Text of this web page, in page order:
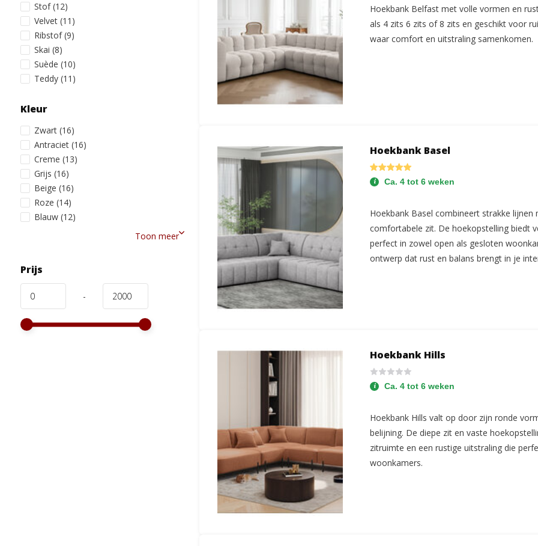
Stof(12)
Velvet (11)
Ribstof(9)
Skai (8)
Suède (10)
Teddy (11)
Kleur
Zwart (16)
Antraciet (16)
Creme (13)
Grijs (16)
Beige (16)
Roze (14)
Blauw (12)
Toon meer
Prijs
-
Hoekbank Belfast met volle vormen en
als 4 zits 6 zits of 8 zits en geschikt voor
waar comfort en uitstraling samenkomen.
Hoekbank Basel
Ca. 4 tot 6 weken
Hoekbank Basel combineert strakke lijnen
comfortabele zit. De hoekopstelling biedt
perfect in zowel open als gesloten
ontwerp dat rust en balans brengt in je
Hoekbank Hills
Ca. 4 tot 6 weken
Hoekbank Hills valt op door zijn ronde
belijning. De diepe zit en vaste
zitruimte en een rustige uitstraling die
woonkamers.